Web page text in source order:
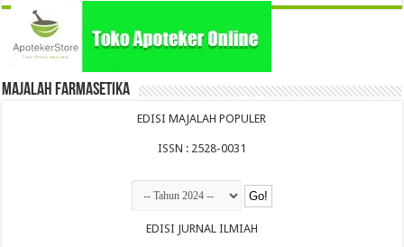
Majalah Farmasetika
EDISI MAJALAH POPULER
ISSN : 2528-0031
EDISI JURNAL ILMIAH